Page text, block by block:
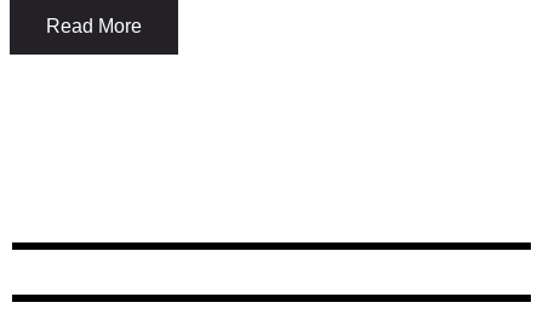
Read More